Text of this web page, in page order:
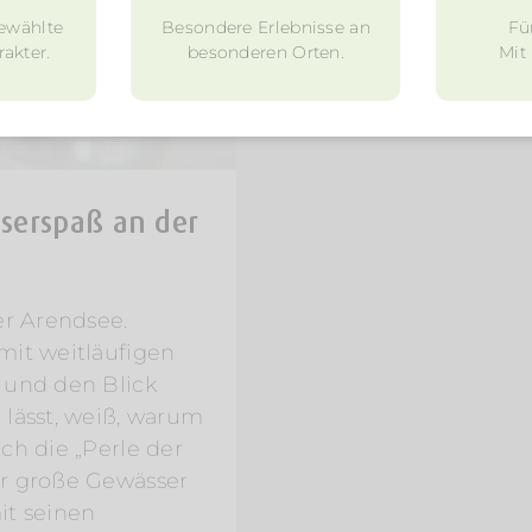
an der
Arendsee.
weitläufigen
den Blick
weiß, warum
die „Perle der
große Gewässer
seinen
Besondere Erlebnisse an
besonderen Orten.
Mit